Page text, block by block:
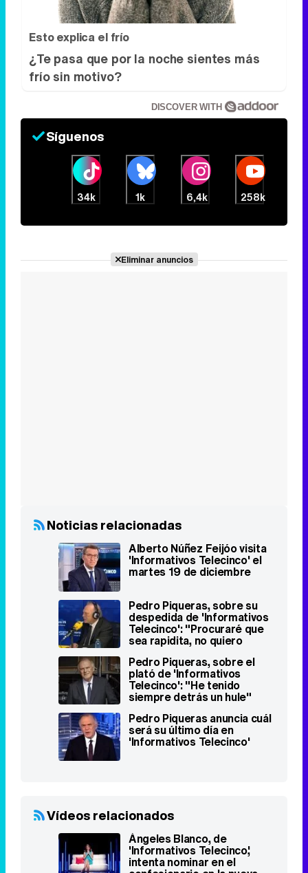
DISCOVER WITH
Síguenos
6,4k 258k
Eliminar anuncios
despedida de 'Informativos
Telecinco': "Procuraré que
sea rapidita, no quiero
llorar"
Pedro Piqueras, sobre el
plató de 'Informativos
siempre detrás un hule"
Pedro Piqueras anuncia cuál
será su último día en
'Informativos Telecinco'
Vídeos relacionados
Ángeles Blanco, de
retirada de Pedro Piqueras:
"Culmina una gran etapa"